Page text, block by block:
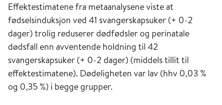
Effektestimatene fra metaanalysene viste at
fødselsinduksjon ved 41 svangerskapsuker (+ 0-2
dager) trolig reduserer dødfødsler og perinatale
dødsfall enn avventende holdning til 42
svangerskapsuker (+ 0-2 dager) (middels tillit til
effektestimatene). Dødeligheten var lav (hhv 0,03 %
og 0,35 %) i begge grupper.